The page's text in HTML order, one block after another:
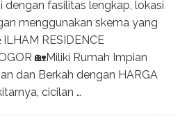
dengan fasilitas lengkap, lokasi
menggunakan skema yang
RESIDENCE
🏡Miliki Rumah Impian
dan Berkah dengan HARGA
cicilan …